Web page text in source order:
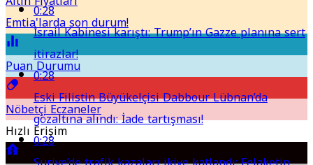
Emtia'larda son durum!
Puan Durumu
Nöbetçi Eczaneler
Hızlı Erişim
0:28
İsrail Kabinesi karıştı: Trump’ın Gazze planına sert
itirazlar!
0:28
Eski Filistin Büyükelçisi Dabbour Lübnan’da
gözaltına alındı: İade tartışması!
0:28